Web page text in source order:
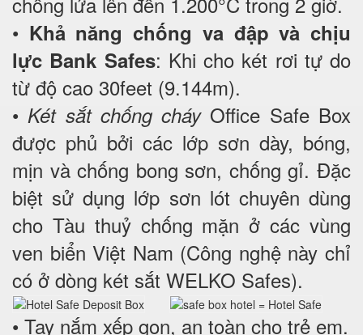
• Khả năng chống va đập và chịu
lực Bank Safes: Khi cho két rơi tự do
từ độ cao 30feet (9.144m).
•Két sắt chống cháyOffice Safe Box
được phủ bởi các lớp sơn dày, bóng,
mịn và chống bong sơn, chống gỉ. Đặc
biệt sử dụng lớp sơn lót chuyên dùng
cho Tàu thuỷ chống mặn ở các vùng
ven biển Việt Nam (Công nghệ này chỉ
có ở dòng két sắt WELKO Safes).
• Tay nắm xếp gọn, an toàn cho trẻ em.